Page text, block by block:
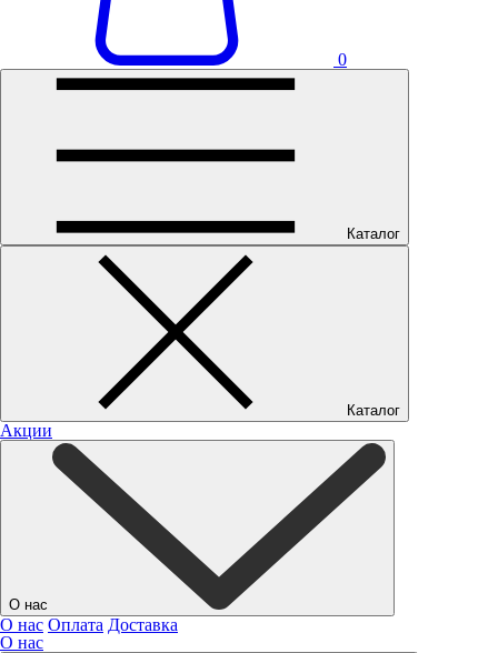
0
Каталог
Каталог
Акции
О нас
О нас Оплата Доставка
О нас